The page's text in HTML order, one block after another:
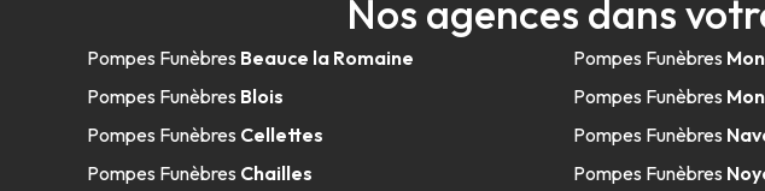
Nos agences dans
Pompes Funèbres Beauce la Romaine
Pompes Funèbres Blois
Pompes Funèbres Cellettes
Pompes Funèbres Chailles
Pompes Funèbres
Pompes Funèbres
Pompes Funèbres
Pompes Funèbres